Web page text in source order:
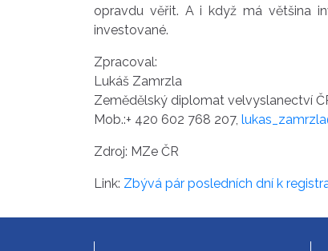
opravdu věřit. A i když má většina
investované.
Zpracoval:
Lukáš Zamrzla
Zemědělský diplomat velvyslanectví
Mob.:+ 420 602 768 207,
Zdroj: MZe ČR
Link: Zbývá pár posledních dní k